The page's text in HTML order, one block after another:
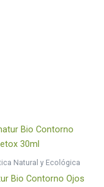
Natural y Ecológica
Bio Contorno Ojos